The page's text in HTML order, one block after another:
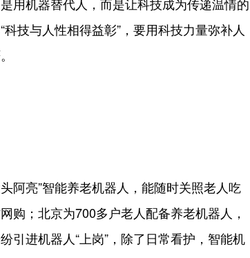
技与人性相得益彰”，要用科技力量弥补人
阿亮”智能养老机器人，能随时关照老人吃
购；北京为700多户老人配备养老机器人，
进机器人“上岗”，除了日常看护，智能机